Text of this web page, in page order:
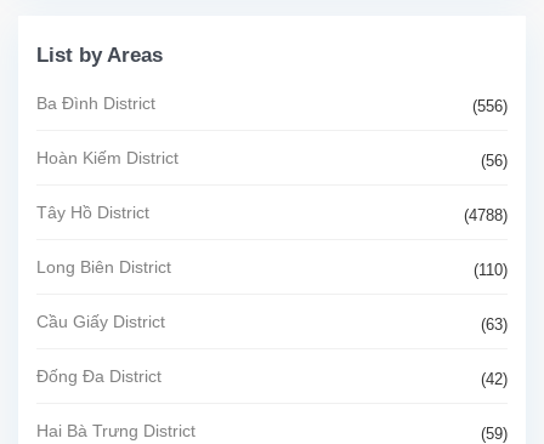
List by Areas
Ba Đình District (556)
Hoàn Kiếm District (56)
Tây Hồ District (4788)
Long Biên District (110)
Cầu Giấy District (63)
Đống Đa District (42)
Hai Bà Trưng District (59)